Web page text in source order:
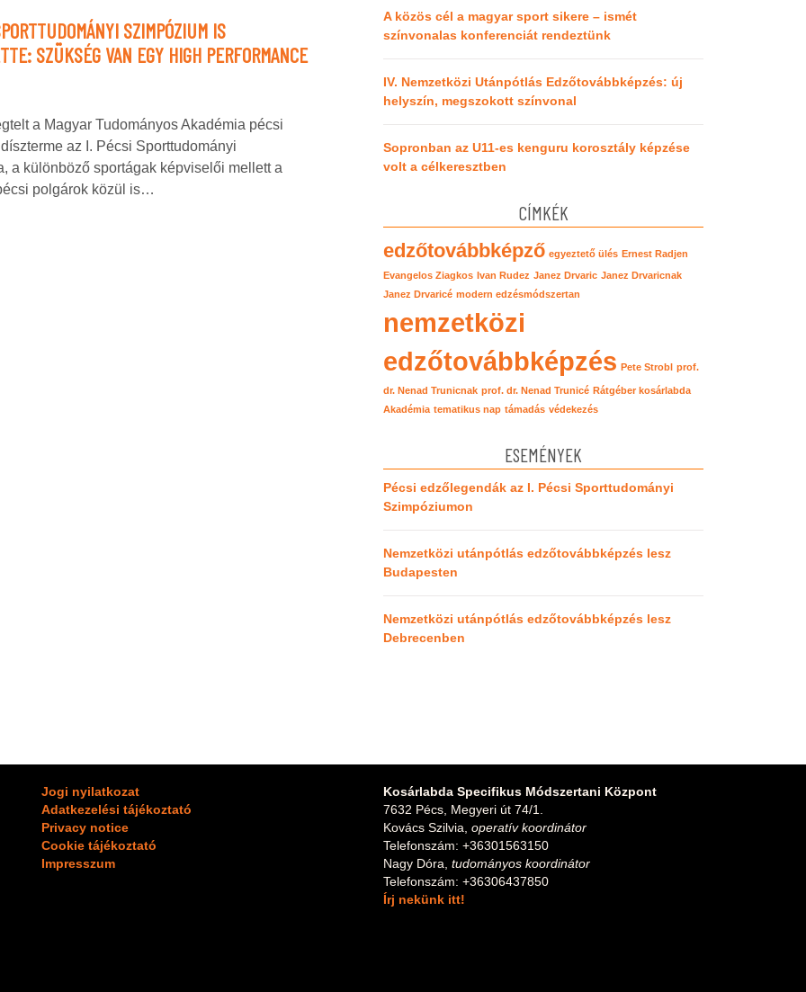
SZIMPÓZIUM IS
SZÜKSÉG VAN EGY HIGH PERFORMANCE
a Magyar Tudományos Akadémia pécsi
az I. Pécsi Sporttudományi
a különböző sportágak képviselői mellett a
polgárok közül is…
A közös cél a magyar sport sikere – ismét
színvonalas konferenciát rendeztünk
IV. Nemzetközi Utánpótlás Edzőtovábbképzés: új
helyszín, megszokott színvonal
Sopronban az U11-es kenguru korosztály képzése
volt a célkeresztben
CÍMKÉK
edzőtovábbképző egyeztető ülés Ernest Radjen
Evangelos Ziagkos Ivan Rudez Janez Drvaric Janez Drvaricnak
Janez Drvaricé modern edzésmódszertan
nemzetközi
edzőtovábbképzés Pete Strobl prof.
dr. Nenad Trunicnak prof. dr. Nenad Trunicé Rátgéber kosárlabda
Akadémia tematikus nap támadás védekezés
ESEMÉNYEK
Pécsi edzőlegendák az I. Pécsi Sporttudományi
Szimpóziumon
Nemzetközi utánpótlás edzőtovábbképzés lesz
Budapesten
Nemzetközi utánpótlás edzőtovábbképzés lesz
Debrecenben
Jogi nyilatkozat
Adatkezelési tájékoztató
Privacy notice
Cookie tájékoztató
Impresszum
Kosárlabda Specifikus Módszertani Központ
7632 Pécs, Megyeri út 74/1.
Kovács Szilvia, operatív koordinátor
Telefonszám: +36301563150
Nagy Dóra, tudományos koordinátor
Telefonszám: +36306437850
Írj nekünk itt!